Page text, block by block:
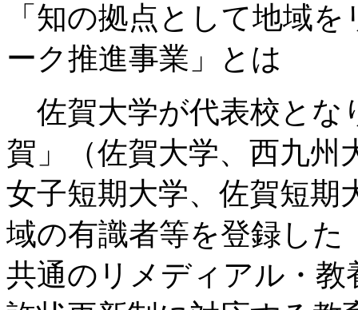
「知の拠点として地域
ーク推進事業」とは
佐賀大学が代表校とな
賀」（佐賀大学、西九州
女子短期大学、佐賀短期
域の有識者等を登録した
共通のリメディアル・